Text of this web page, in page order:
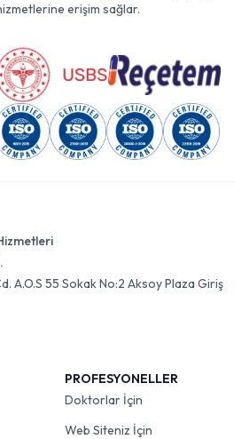
erişim sağlar.
A.O.S 55 Sokak No:2 Aksoy Plaza Giriş
PROFESYONELLER
Doktorlar İçin
Web Siteniz İçin